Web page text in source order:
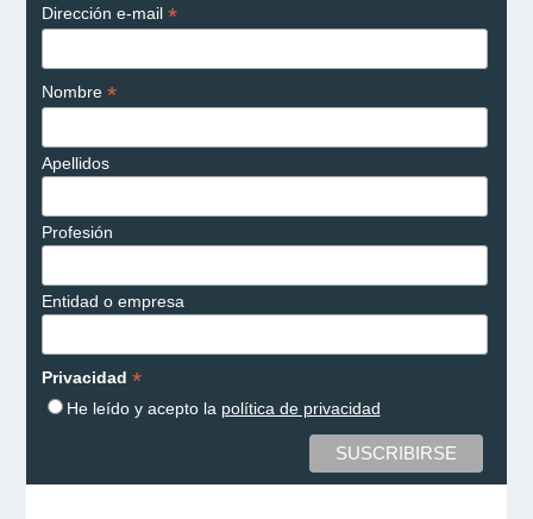
Dirección e-mail *
Nombre *
Apellidos
Profesión
Entidad o empresa
Privacidad *
He leído y acepto la política de privacidad